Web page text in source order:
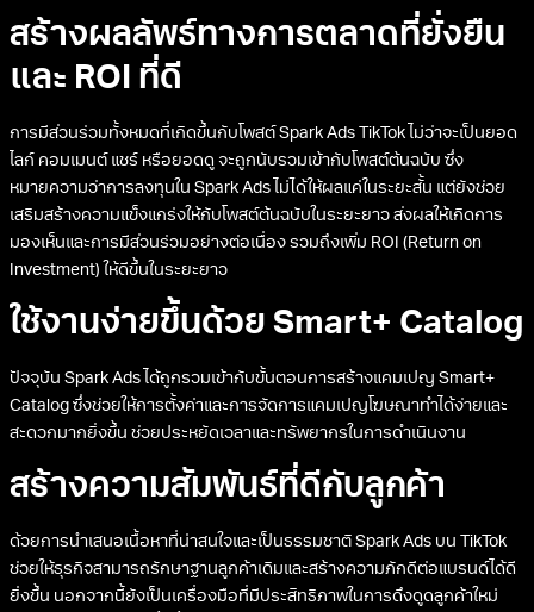
สร้างผลลัพธ์ทางการตลาดที่ยั่งยืน
และ ROI ที่ดี
การมีส่วนร่วมทั้งหมดที่เกิดขึ้นกับโพสต์ Spark Ads TikTok ไม่ว่าจะเป็นยอด
ไลก์ คอมเมนต์ แชร์ หรือยอดดู จะถูกนับรวมเข้ากับโพสต์ต้นฉบับ ซึ่ง
หมายความว่าการลงทุนใน Spark Ads ไม่ได้ให้ผลแค่ในระยะสั้น แต่ยังช่วย
เสริมสร้างความแข็งแกร่งให้กับโพสต์ต้นฉบับในระยะยาว ส่งผลให้เกิดการ
มองเห็นและการมีส่วนร่วมอย่างต่อเนื่อง รวมถึงเพิ่ม ROI (Return on
Investment) ให้ดีขึ้นในระยะยาว
ใช้งานง่ายขึ้นด้วย Smart+ Catalog
ปัจจุบัน Spark Ads ได้ถูกรวมเข้ากับขั้นตอนการสร้างแคมเปญ Smart+
Catalog ซึ่งช่วยให้การตั้งค่าและการจัดการแคมเปญโฆษณาทำได้ง่ายและ
สะดวกมากยิ่งขึ้น ช่วยประหยัดเวลาและทรัพยากรในการดำเนินงาน
สร้างความสัมพันธ์ที่ดีกับลูกค้า
ด้วยการนำเสนอเนื้อหาที่น่าสนใจและเป็นธรรมชาติ Spark Ads บน TikTok
ช่วยให้ธุรกิจสามารถรักษาฐานลูกค้าเดิมและสร้างความภักดีต่อแบรนด์ได้ดี
ยิ่งขึ้น นอกจากนี้ยังเป็นเครื่องมือที่มีประสิทธิภาพในการดึงดูดลูกค้าใหม่